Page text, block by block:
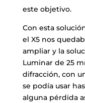
este objetivo.
Con esta
el X5 nos
ampliar y la
Luminar de 25
difracción, con
se podía usar
alguna pérdida